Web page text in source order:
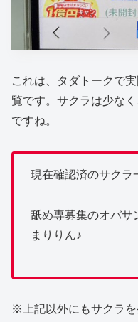
これは、タダトークで
覧です。サクラは少な
ですね。
現在確認済のサクラ
舐め専募集のオバサ
まりりん♪
※上記以外にもサクラ